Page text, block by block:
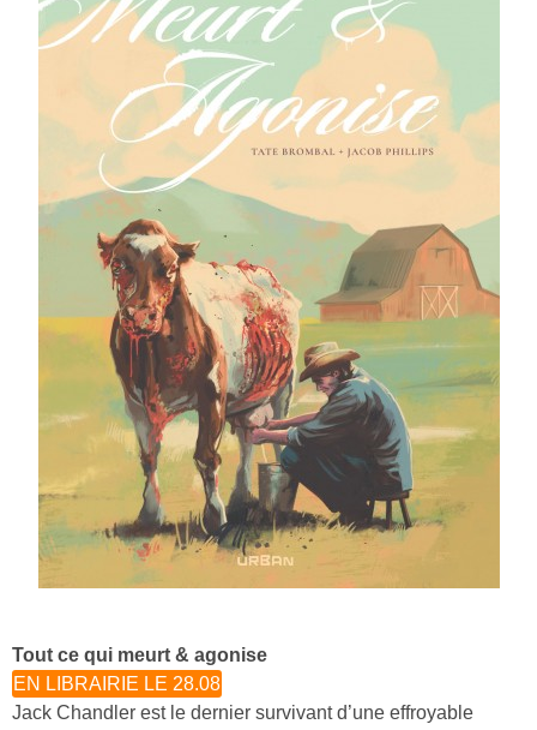
Tout ce qui meurt & agonise
EN LIBRAIRIE LE 28.08
Jack Chandler est le dernier survivant d’une effroyable